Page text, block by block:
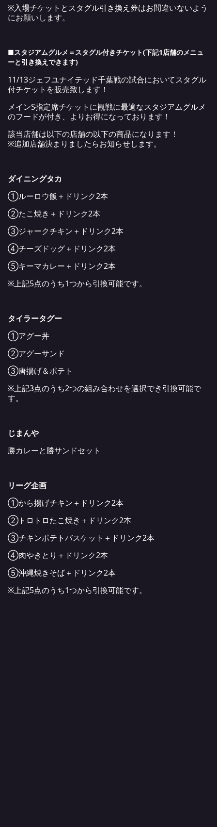
※入場チケットとスタグル引き換え券はお間違いないよう
にお願いします。
■スタジアムグルメ＝スタグル付きチケット(下記1 店舗のメニュ
ーと引き換えできます)
11/13ジェフユナイテッド千葉戦の試合においてスタグル
付チケットを販売致します！
メインS指定席チケットに観戦に最適なスタジアムグルメ
のフードが付き、よりお得になっております！
該当店舗は以下の店舗の以下の商品になります！
※追加店舗決まりましたらお知らせします。
ダイニングタカ
①ルーロウ飯＋ドリンク2本
②たこ焼き＋ドリンク2本
③ジャークチキン＋ドリンク2本
④チーズドッグ＋ドリンク2本
⑤キーマカレー＋ドリンク2本
※上記5点のうち1つから引換可能です。
タイラータグー
①アグー丼
②アグーサンド
③唐揚げ＆ポテト
※上記3点のうち2つの組み合わせを選択でき引換可能で
す。
じまんや
勝カレーと勝サンドセット
リーグ企画
①から揚げチキン＋ドリンク2本
②トロトロたこ焼き＋ドリンク2本
③チキンポテトバスケット＋ドリンク2本
④肉やきとり＋ドリンク2本
⑤沖縄焼きそば＋ドリンク2本
※上記5点のうち1つから引換可能です。